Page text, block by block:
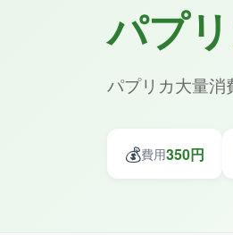
パプ
パプリカ大量消
💰費用350円